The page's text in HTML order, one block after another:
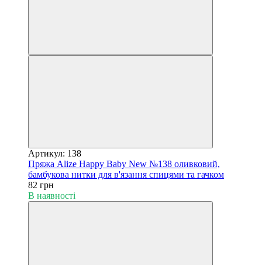
Артикул: 138
Пряжа Alize Happy Baby New №138 оливковий,
бамбукова нитки для в'язання спицями та гачком
82 грн
В наявності